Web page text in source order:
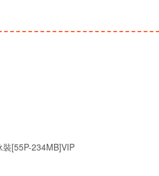
[55P-234MB]VIP